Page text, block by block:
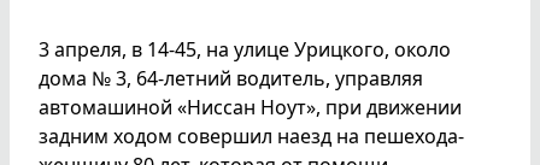
3 апреля, в 14-45, на улице Урицкого, около
дома № 3, 64-летний водитель, управляя
автомашиной «Ниссан Ноут», при движении
задним ходом совершил наезд на пешехода-